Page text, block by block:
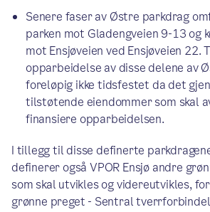
Senere faser av Østre parkdrag
parken mot Gladengveien 9-13 og
mot Ensjøveien ved Ensjøveien 22.
opparbeidelse av disse delene av
foreløpig ikke tidsfestet da det
tilstøtende eiendommer som skal
finansiere opparbeidelsen.
I tillegg til disse definerte
definerer også VPOR Ensjø andre
som skal utvikles og videreutvikles,
grønne preget - Sentral